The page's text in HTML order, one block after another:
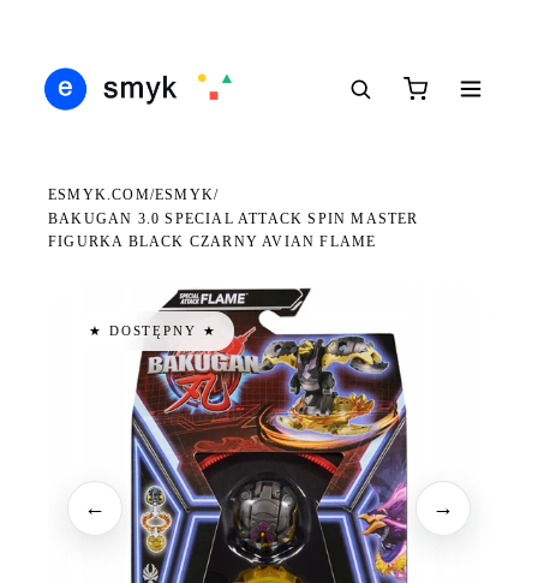
ESMYK.COM/ESMYK/
BAKUGAN 3.0 SPECIAL ATTACK SPIN MASTER
FIGURKA BLACK CZARNY AVIAN FLAME
★ DOSTĘPNY ★
← →